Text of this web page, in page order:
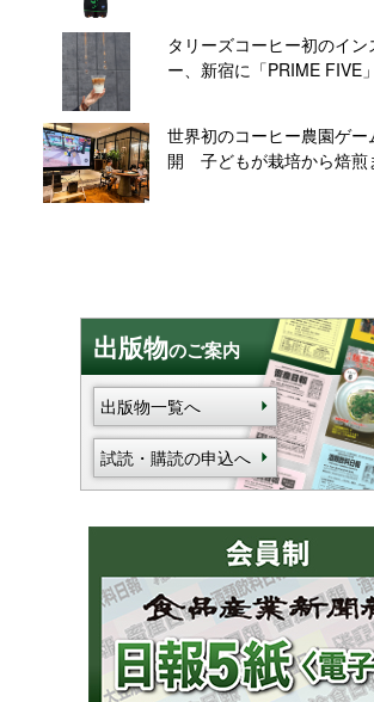
タリーズコーヒー初のイン
ー、新宿に「PRIME
世界初のコーヒー農園ゲー
開 子どもが栽培から焙煎
出版物のご案内
出版物一覧へ
試読・購読の申込へ